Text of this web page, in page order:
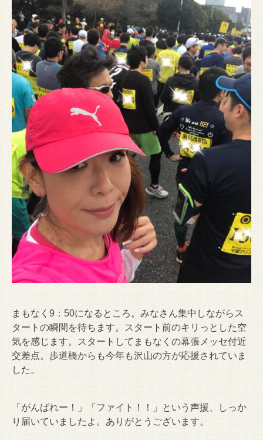
まもなく9：50になるところ。みなさん集中しながらス
タートの瞬間を待ちます。スタート前のキリっとした空
気を感じます。スタートしてまもなくの幕張メッセ付近
交差点。歩道橋からも今年も沢山の方が応援されていま
した。
「がんばれー！」「ファイト！！」という声援、しっか
り届いていましたよ。ありがとうございます。